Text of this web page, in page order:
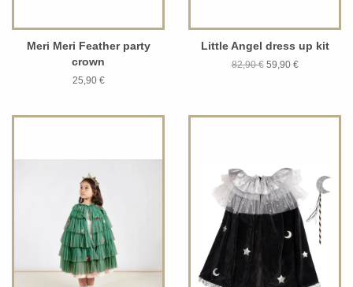
Meri Meri Feather party
crown
25,90 €
Little Angel dress up kit
82,90 €59,90 €